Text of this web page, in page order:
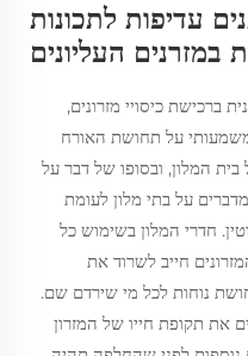
עדיפות לתכונות
במזרנים העליונים
ברכישת כיסויי מזרונים,
על תחושת האורח
המלון, ובסופו של דבר על
על בתי מלון לעומת
חדרי המלון בשימוש כל
חייב לשרוד את
נוחות לכל מי שירדם שם.
את תקופת חייו של המזרון